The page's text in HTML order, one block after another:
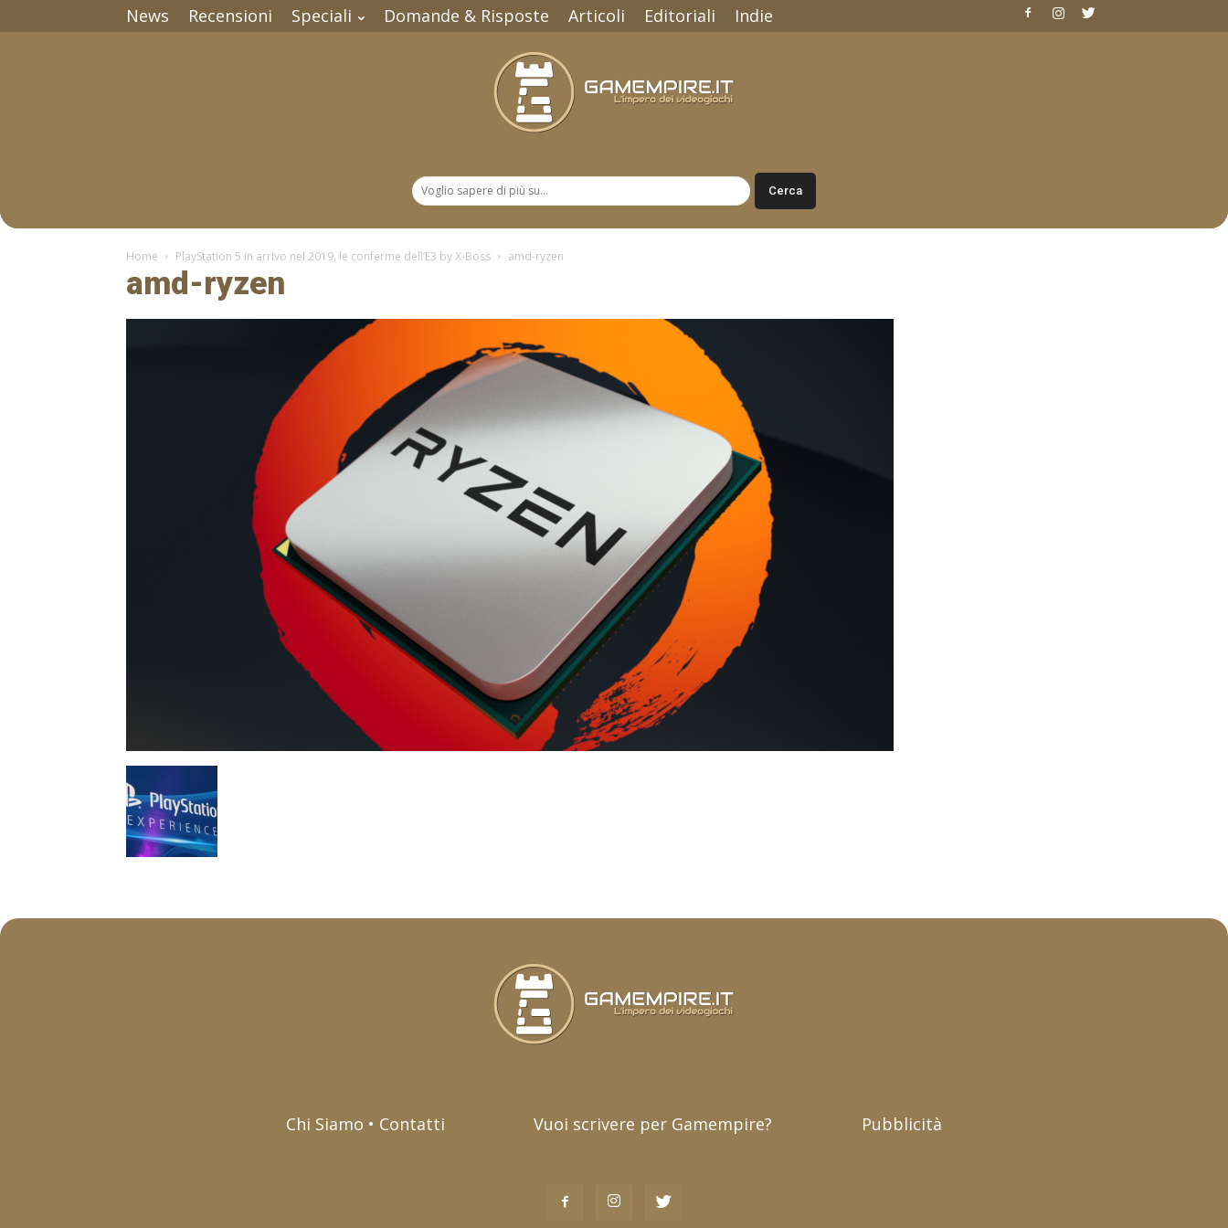
News Recensioni Speciali Domande & Risposte Articoli Editoriali Indie
Home PlayStation 5 in arrivo nel 2019, le conferme dell’E3 by X-Boss amd-ryzen
amd-ryzen
Chi Siamo • Contatti Vuoi scrivere per Gamempire? Pubblicità